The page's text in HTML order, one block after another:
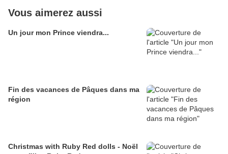
Vous aimerez aussi
Un jour mon Prince viendra...
Fin des vacances de Pâques dans ma
région
Christmas with Ruby Red dolls - Noël